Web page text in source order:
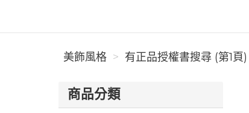
美飾風格 有正品授權書搜尋 (第1頁)
商品分類